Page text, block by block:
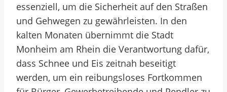
essenziell, um die Sicherheit auf den Straßen
und Gehwegen zu gewährleisten. In den
kalten Monaten übernimmt die Stadt
Monheim am Rhein die Verantwortung dafür,
dass Schnee und Eis zeitnah beseitigt
werden, um ein reibungsloses Fortkommen